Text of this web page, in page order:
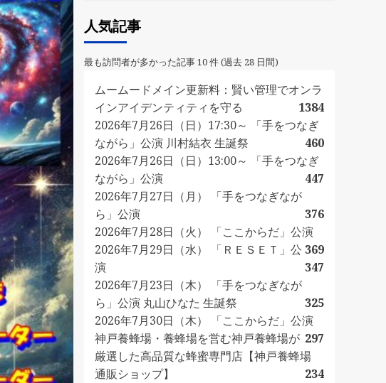
人気記事
最も訪問者が多かった記事 10 件 (過去 28 日間)
ムームードメイン更新料：賢い管理でオンラ
インアイデンティティを守る
1384
2026年7月26日（日）17:30～ 「手をつなぎ
ながら」公演 川村結衣 生誕祭
460
2026年7月26日（日）13:00～ 「手をつなぎ
ながら」公演
447
2026年7月27日（月） 「手をつなぎなが
ら」公演
376
2026年7月28日（火） 「ここからだ」公演
369
2026年7月29日（水） 「ＲＥＳＥＴ」公
演
347
2026年7月23日（木） 「手をつなぎなが
ら」公演 丸山ひなた 生誕祭
325
2026年7月30日（木） 「ここからだ」公演
297
神戸養蜂場・養蜂場を営む神戸養蜂場が
厳選した高品質な蜂蜜専門店【神戸養蜂場
通販ショップ】
234